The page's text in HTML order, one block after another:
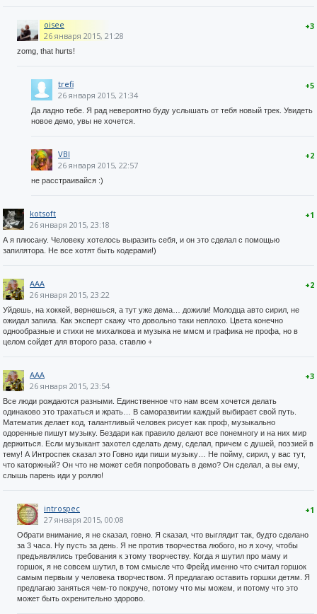
+3
oisee
26 января 2015, 21:28
zomg, that hurts!
+5
trefi
26 января 2015, 21:34
Да ладно тебе. Я рад невероятно буду услышать от тебя новый трек. Увидеть
новое демо, увы не хочется.
+2
VBI
26 января 2015, 22:57
не расстраивайся :)
+1
kotsoft
26 января 2015, 23:18
А я плюсану. Человеку хотелось выразить себя, и он это сделал с помощью
запилятора. Не все хотят быть кодерами!)
+2
AAA
26 января 2015, 23:22
Уйдешь, на хоккей, вернешься, а тут уже дема… дожили! Молодца авто сирил, не
ожидал запила. Как эксперт скажу что довольно таки неплохо. Цвета конечно
однообразные и стихи не михалкова и музыка не ммсм и графика не профа, но в
целом сойдет для второго раза. ставлю +
+3
AAA
26 января 2015, 23:54
Все люди рождаются разными. Единственное что нам всем хочется делать
одинаково это трахаться и жрать… В саморазвитии каждый выбирает свой путь.
Математик делает код, талантливый человек рисует как проф, музыкально
одоренные пишут музыку. Бездари как правило делают все понемногу и на них мир
держиться. Если музыкант захотел сделать дему, сделал, причем с душей, поэзией в
тему! А Интроспек сказал это Говно иди пиши музыку… Не пойму, сирил, у вас тут,
что каторжный? Он что не может себя попробовать в демо? Он сделал, а вы ему,
слышь парень иди у роялю!
+1
introspec
27 января 2015, 00:08
Обрати внимание, я не сказал, говно. Я сказал, что выглядит так, будто сделано
за 3 часа. Ну пусть за день. Я не против творчества любого, но я хочу, чтобы
предъявлялись требования к этому творчеству. Когда я шутил про маму и
горшок, я не совсем шутил, в том смысле что Фрейд именно что считал горшок
самым первым у человека творчеством. Я предлагаю оставить горшки детям. Я
предлагаю заняться чем-то покруче, потому что мы можем, и потому что это
может быть охренительно здорово.